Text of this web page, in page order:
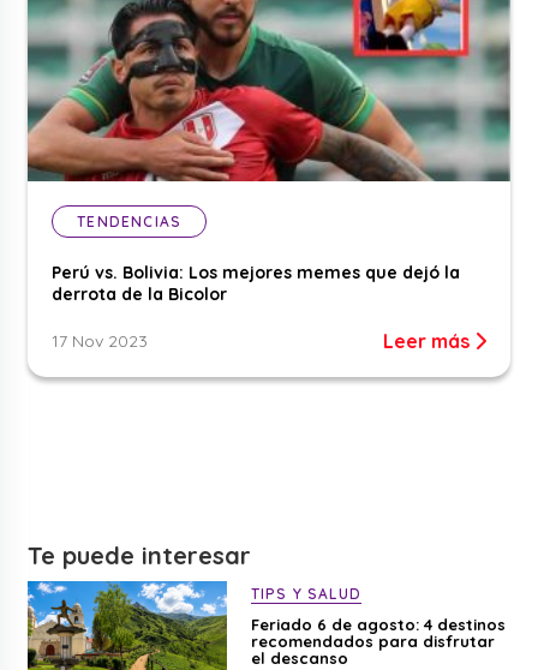
TENDENCIAS
Perú vs. Bolivia: Los mejores memes que dejó la
derrota de la Bicolor
17 Nov 2023 Leer más
Te puede interesar
TIPS Y SALUD
Feriado 6 de agosto: 4 destinos
recomendados para disfrutar
el descanso